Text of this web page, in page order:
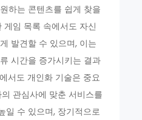
하는 콘텐츠를 쉽게 찾을
게임 목록 속에서도 자신
발견할 수 있으며, 이는
시간을 증가시키는 결과
서도 개인화 기술은 중요
관심사에 맞춘 서비스를
일 수 있으며, 장기적으로